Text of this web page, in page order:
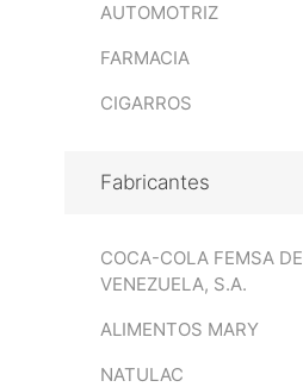
AUTOMOTRIZ
FARMACIA
CIGARROS
Fabricantes
COCA-COLA FEMSA DE
VENEZUELA, S.A.
ALIMENTOS MARY
NATULAC